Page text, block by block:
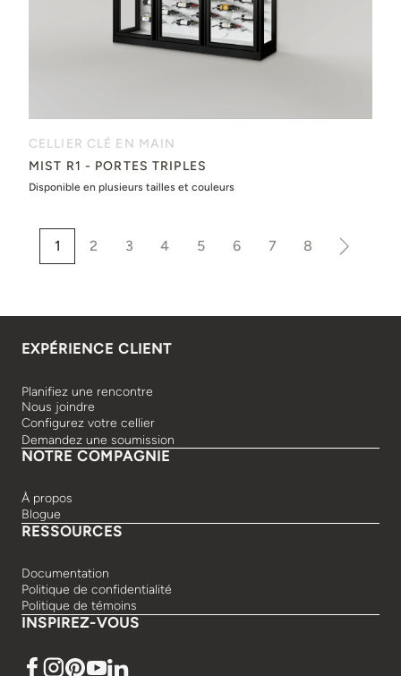
CELLIER CLÉ EN MAIN
MIST R1 - PORTES TRIPLES
Disponible en plusieurs tailles et couleurs
1 2 3 4 5 6 7 8
EXPÉRIENCE CLIENT
Planifiez une rencontre
Nous joindre
Configurez votre cellier
Demandez une soumission
NOTRE COMPAGNIE
À propos
Blogue
RESSOURCES
Documentation
Politique de confidentialité
Politique de témoins
INSPIREZ-VOUS